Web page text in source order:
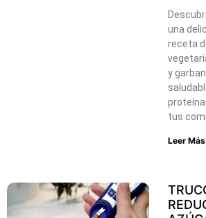
una
receta
y
tus
Leer Más